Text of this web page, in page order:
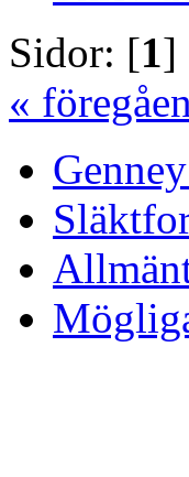
Sidor: [1]
«